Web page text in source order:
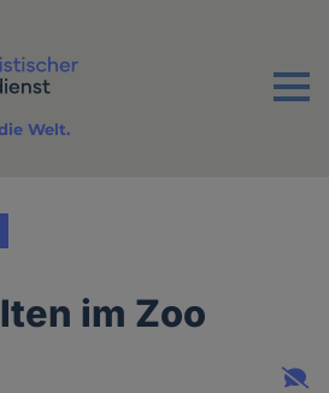
Menu
Welt.
im Zoo